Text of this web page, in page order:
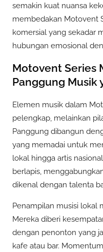
semakin kuat nuansa
membedakan Motovent
komersial yang sekadar
hubungan emosional
Motovent Series
Panggung Musik
Elemen musik dalam
pelengkap, melainkan
Panggung dibangun
yang memadai untuk
lokal hingga artis
berlapis,
dikenal dengan talenta
Penampilan musisi lokal
Mereka diberi
dengan penonton yang
kafe atau bar.